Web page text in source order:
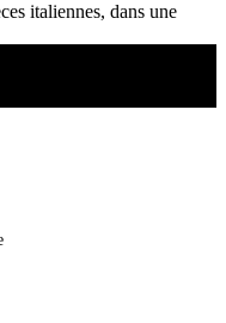
italiennes, dans une